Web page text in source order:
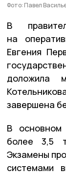
Фото: Павел
В
на
Евгения
доложила
завершена
В основном
более 3,5
Экзамены
системами